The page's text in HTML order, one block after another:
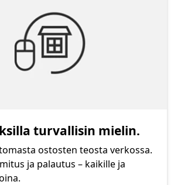
turvallisin mielin.
ostosten teosta verkossa.
ja palautus – kaikille ja